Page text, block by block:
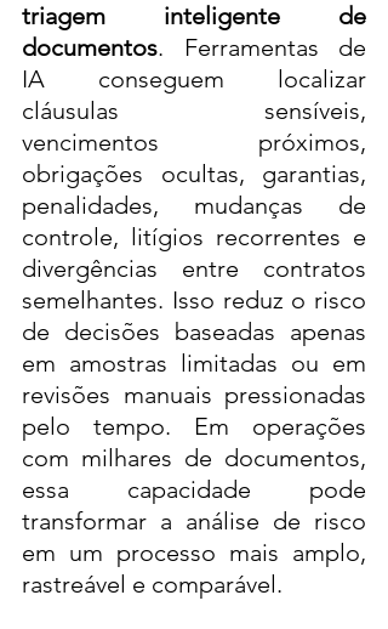
triagem inteligente de
documentos. Ferramentas de
IA conseguem localizar
cláusulas sensíveis,
vencimentos próximos,
obrigações ocultas, garantias,
penalidades, mudanças de
controle, litígios recorrentes e
divergências entre contratos
semelhantes. Isso reduz o risco
de decisões baseadas apenas
em amostras limitadas ou em
revisões manuais pressionadas
pelo tempo. Em operações
com milhares de documentos,
essa capacidade pode
transformar a análise de risco
em um processo mais amplo,
rastreável e comparável.